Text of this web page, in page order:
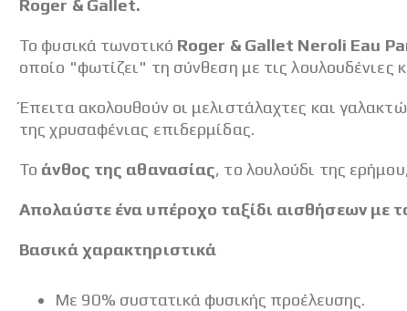
Roger & Gallet.
Το φυσικά τωνοτικό Roger & Gallet Neroli Eau
οποίο "φωτίζει" τη σύνθεση με τις λουλουδένιες
Έπειτα ακολουθούν οι μελιστάλαχτες και
της χρυσαφένιας επιδερμίδας.
Το άνθος της αθανασίας, το λουλούδι της
Απολαύστε ένα υπέροχο ταξίδι αισθήσεων
Βασικά χαρακτηριστικά
Με 90% συστατικά φυσικής προέλευσης.